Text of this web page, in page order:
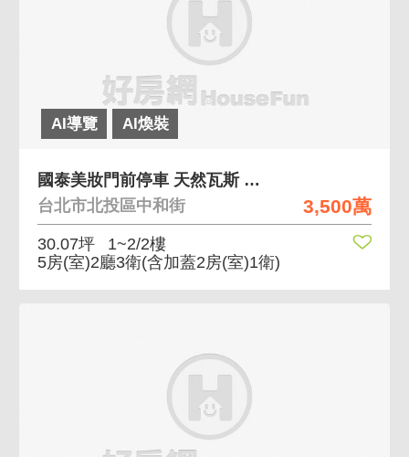
AI導覽 AI煥裝
3,500萬
國泰美妝門前停車 天然瓦斯 水電管線換過 有裝潢
台北市北投區中和街
30.07坪
1~2/2樓
5房(室)2廳3衛(含加蓋2房(室)1衛)